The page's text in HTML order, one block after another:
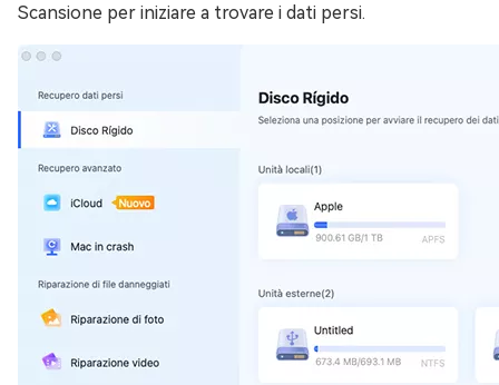
Scansione per iniziare a trovare i dati persi.